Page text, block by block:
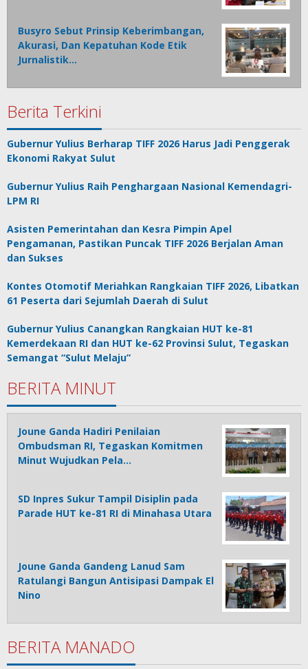
Busyro Sebut Prinsip Keberimbangan,
Akurasi, Dan Kepatuhan Kode Etik
Jurnalistik…
Berita Terkini
Gubernur Yulius Berharap TIFF 2026 Harus Jadi Penggerak
Ekonomi Rakyat Sulut
Gubernur Yulius Raih Penghargaan Nasional Kemendagri-
LPM RI
Asisten Pemerintahan dan Kesra Pimpin Apel
Pengamanan, Pastikan Puncak TIFF 2026 Berjalan Aman
dan Sukses
Kontes Otomotif Meriahkan Rangkaian TIFF 2026, Libatkan
61 Peserta dari Sejumlah Daerah di Sulut
Gubernur Yulius Canangkan Rangkaian HUT ke-81
Kemerdekaan RI dan HUT ke-62 Provinsi Sulut, Tegaskan
Semangat “Sulut Melaju”
BERITA MINUT
Joune Ganda Hadiri Penilaian
Ombudsman RI, Tegaskan Komitmen
Minut Wujudkan Pela…
SD Inpres Sukur Tampil Disiplin pada
Parade HUT ke-81 RI di Minahasa Utara
Joune Ganda Gandeng Lanud Sam
Ratulangi Bangun Antisipasi Dampak El
Nino
BERITA MANADO